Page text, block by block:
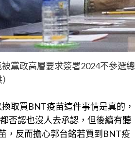
黨政高層要求簽署2024不參選總
取買BNT疫苗這件事情是真的，
否認也沒人去承認，但後續有聽
，反而擔心郭台銘若買到BNT疫